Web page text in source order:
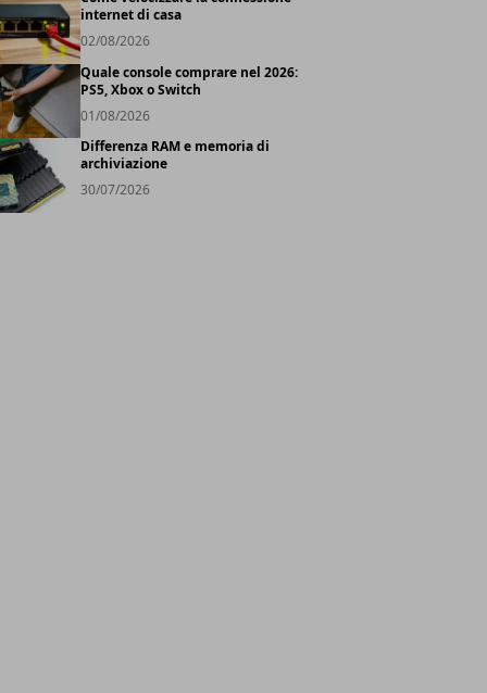
internet di casa
02/08/2026
Quale console comprare nel 2026:
PS5, Xbox o Switch
01/08/2026
Differenza RAM e memoria di
archiviazione
30/07/2026